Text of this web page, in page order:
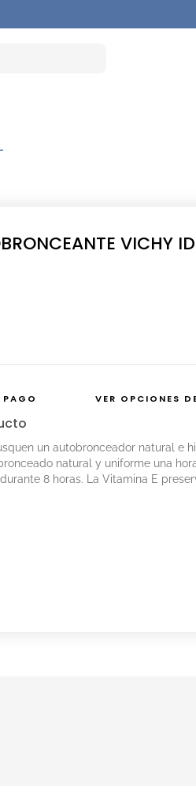
VICHY
VER OPCIONES
un autobronceador natural e
natural y uniforme una
8 horas. La Vitamina E